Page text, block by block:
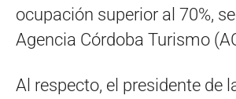
ocupación superior al 70%,
Agencia Córdoba Turismo
Al respecto, el presidente de